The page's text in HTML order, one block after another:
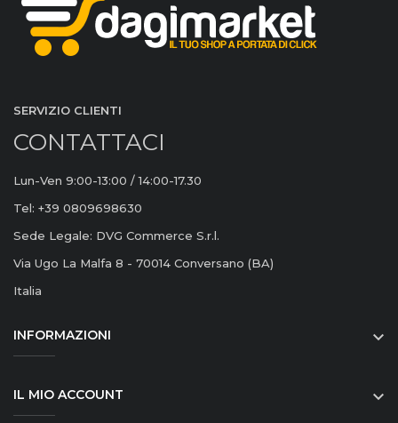
SERVIZIO CLIENTI
CONTATTACI
Lun-Ven 9:00-13:00 / 14:00-17.30
Tel: +39 0809698630
Sede Legale: DVG Commerce S.r.l.
Via Ugo La Malfa 8 - 70014 Conversano (BA)
Italia
INFORMAZIONI 
IL MIO ACCOUNT 